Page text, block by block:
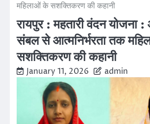
महिलाओं के सशक्तिकरण की कहानी
रायपुर : महतारी वंदन योजना
संबल से आत्मनिर्भरता तक
सशक्तिकरण की कहानी
January 11, 2026 admin